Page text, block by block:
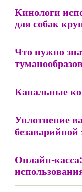
Кинологи
для собак
Что нужно
Канальные
Уплотнение
Онлайн-